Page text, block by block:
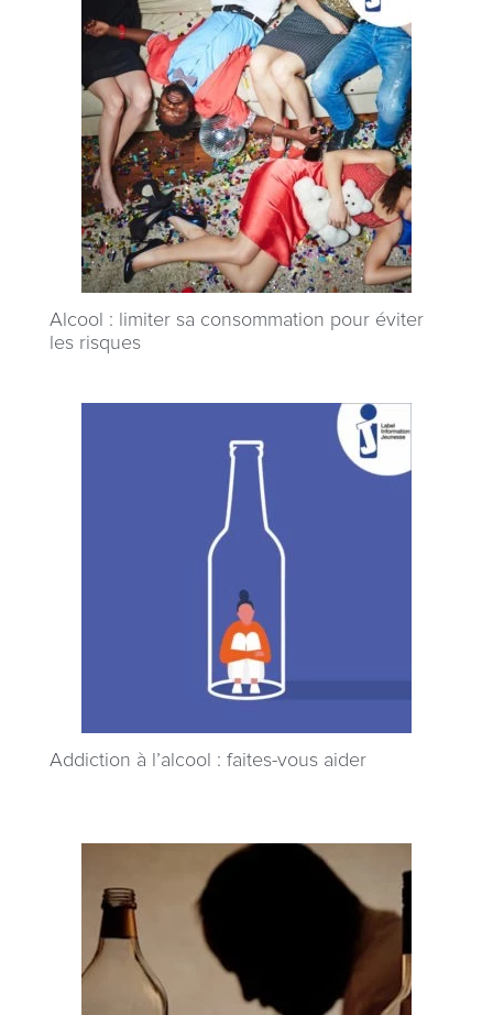
Alcool : limiter sa consommation pour éviter
les risques
Addiction à l’alcool : faites-vous aider